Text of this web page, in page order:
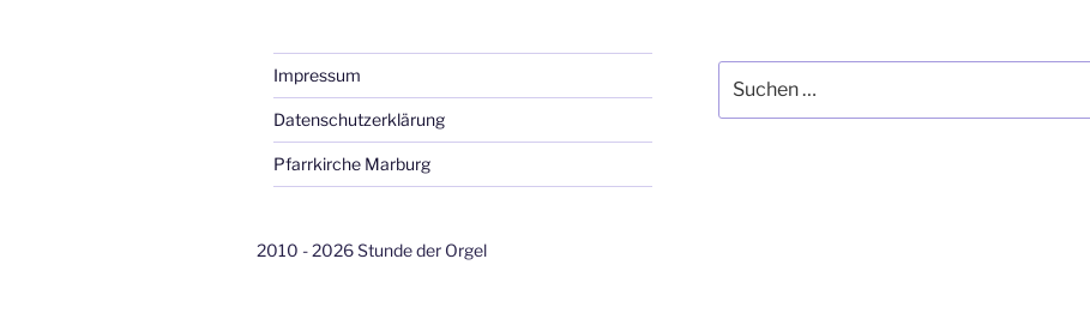
Impressum
Datenschutzerklärung
Pfarrkirche Marburg
2010 - 2026 Stunde der Orgel
nach: